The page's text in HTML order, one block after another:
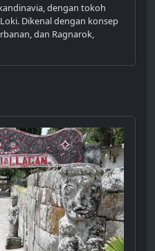
dengan tokoh
Dikenal dengan konsep
dan Ragnarok,